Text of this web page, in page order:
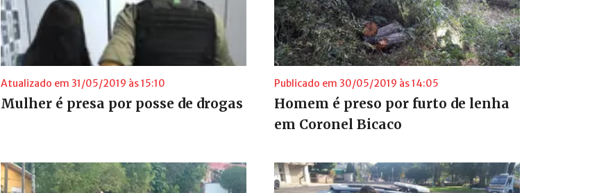
Atualizado em 31/05/2019 às 15:10
Mulher é presa por posse de drogas
Publicado em 30/05/2019 às 14:05
Homem é preso por furto de lenha
em Coronel Bicaco